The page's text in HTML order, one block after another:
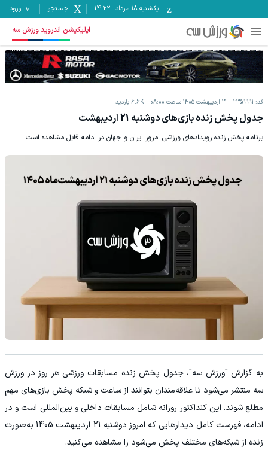
یکشنبه ۱۸ مرداد -
14:22 جستجو ورود
اپلیکیشن اندروید ورزش سه
کد: 2359991 21 اردیبهشت 1405 ساعت 08:00 6.6K بازدید
جدول پخش زنده بازی‌های دوشنبه 21 اردیبهشت
برنامه پخش زنده رویدادهای ورزشی امروز ایران و جهان در ادامه قابل مشاهده است.
به گزارش "ورزش سه"، جدول پخش زنده مسابقات ورزشی هر روز در ورزش
سه منتشر می‌شود تا علاقه‌مندان بتوانند از ساعت و شبکه پخش بازی‌های مهم
مطلع شوند. این کنداکتور روزانه شامل مسابقات داخلی و بین‌المللی است و در
ادامه، فهرست کامل دیدارهایی که امروز دوشنبه 21 اردیبهشت 1405 به‌صورت
زنده از شبکه‌های مختلف پخش می‌شود را مشاهده می‌کنید.